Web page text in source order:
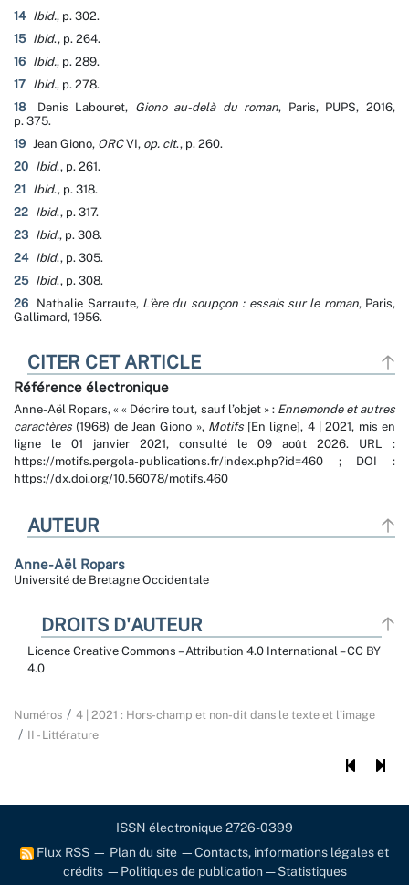
14 Ibid., p. 302.
15 Ibid., p. 264.
16 Ibid., p. 289.
17 Ibid., p. 278.
18
Denis Labouret, Giono au-delà du roman, Paris, PUPS, 2016,
p. 375.
19 Jean Giono, ORCVI, op. cit., p. 260.
20 Ibid., p. 261.
21
Ibid., p. 318.
22 Ibid., p. 317.
23 Ibid., p. 308.
24 Ibid., p. 305.
25 Ibid., p. 308.
26
Nathalie Sarraute, L’ère du soupçon : essais sur le roman, Paris,
Gallimard, 1956.
CITER CET ARTICLE
Référence électronique
Anne-Aël Ropars, « « Décrire tout, sauf l’objet » :Ennemonde et autres
caractères (1968) de Jean Giono », Motifs[En ligne], 4 | 2021, mis en
ligne le 01 janvier 2021, consulté le 09 août 2026. URL :
https://motifs.pergola-publications.fr/index.php?id=460 ; DOI :
https://dx.doi.org/10.56078/motifs.460
AUTEUR
Anne-Aël Ropars
Université de Bretagne Occidentale
DROITS D'AUTEUR
Licence Creative Commons – Attribution 4.0 International – CC BY
4.0
Numéros
4 | 2021 : Hors-champ et non-dit dans le texte et l’image
II - Littérature
ISSN électronique 2726-0399
Flux RSS — Plan du site —Contacts, informations légales et
crédits— Politiques de publication—Statistiques